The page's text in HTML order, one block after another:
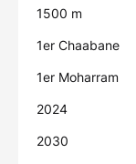
1500 m
1er Chaabane
1er Moharram
2024
2030